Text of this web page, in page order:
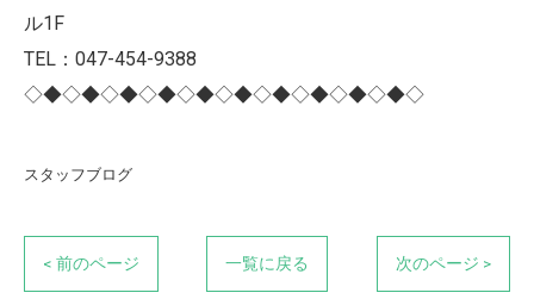
ル1F
TEL：047-454-9388
◇◆◇◆◇◆◇◆◇◆◇◆◇◆◇◆◇◆◇◆◇
スタッフブログ
< 前のページ 一覧に戻る 次のページ >